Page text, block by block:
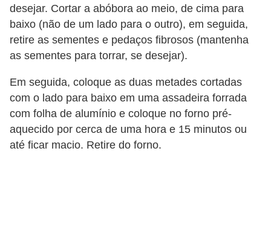
desejar. Cortar a abóbora ao meio, de cima para
baixo (não de um lado para o outro), em seguida,
retire as sementes e pedaços fibrosos (mantenha
as sementes para torrar, se desejar).
Em seguida, coloque as duas metades cortadas
com o lado para baixo em uma assadeira forrada
com folha de alumínio e coloque no forno pré-
aquecido por cerca de uma hora e 15 minutos ou
até ficar macio. Retire do forno.